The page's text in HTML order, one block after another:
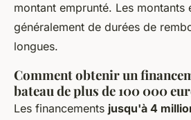
montant emprunté. Les montants
généralement de durées de
longues.
Comment obtenir un
bateau de plus de 100 000
Les financements jusqu'à 4